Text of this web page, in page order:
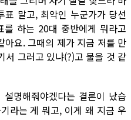
말고, 최악인 누군가가 당선
하는 20대 중반에게 뭐라고
아요. 그때의 제가 지금 저를 만
서 그러고 있냐(?)고 물을 것 같
명해줘야겠다는 결론이 났습
라는 게 뭐고, 이게 왜 지금 우